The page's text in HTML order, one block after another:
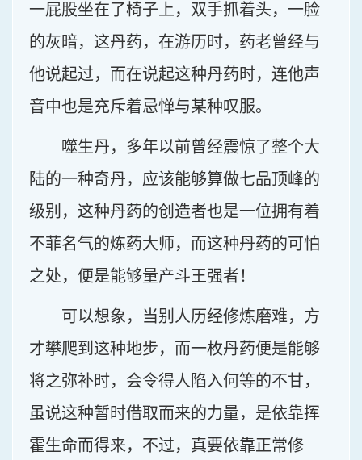
一屁股坐在了椅子上，双手抓着头，一脸
的灰暗，这丹药，在游历时，药老曾经与
他说起过，而在说起这种丹药时，连他声
音中也是充斥着忌惮与某种叹服。
噬生丹，多年以前曾经震惊了整个大
陆的一种奇丹，应该能够算做七品顶峰的
级别，这种丹药的创造者也是一位拥有着
不菲名气的炼药大师，而这种丹药的可怕
之处，便是能够量产斗王强者！
可以想象，当别人历经修炼磨难，方
才攀爬到这种地步，而一枚丹药便是能够
将之弥补时，会令得人陷入何等的不甘，
虽说这种暂时借取而来的力量，是依靠挥
霍生命而得来，不过，真要依靠正常修